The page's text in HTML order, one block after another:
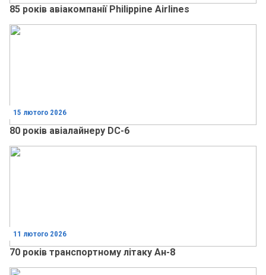
85 років авіакомпанії Philippine Airlines
15 лютого 2026
80 років авіалайнеру DC-6
11 лютого 2026
70 років транспортному літаку Ан-8